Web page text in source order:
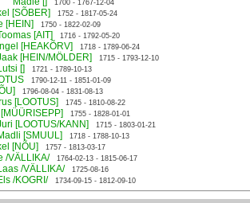
1700 - 1767-12-04
[SÕBER] 1752 - 1817-05-24
[HEIN] 1750 - 1822-02-09
[AIT] 1716 - 1792-05-20
Ingel [HEAKÕRV] 1718 - 1789-06-24
[HEIN/MÖLDER] 1715 - 1793-12-10
[] 1721 - 1789-10-13
1790-12-11 - 1851-01-09
1796-08-04 - 1831-08-13
[LOOTUS] 1745 - 1810-08-22
1755 - 1828-01-01
[LOOTUS/KANN] 1715 - 1803-01-21
[SMUUL] 1718 - 1788-10-13
[NÕU] 1757 - 1813-03-17
/VÄLLIKA/ 1764-02-13 - 1815-06-17
/VÄLLIKA/ 1725-08-16
/KOGRI/ 1734-09-15 - 1812-09-10